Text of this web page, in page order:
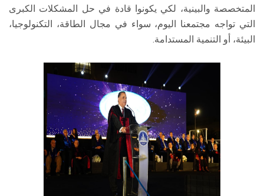
المتخصصة والبينية، لكي يكونوا قادة في حل المشكلات الكبرى
التي تواجه مجتمعنا اليوم، سواء في مجال الطاقة، التكنولوجيا،
البيئة، أو التنمية المستدامة.